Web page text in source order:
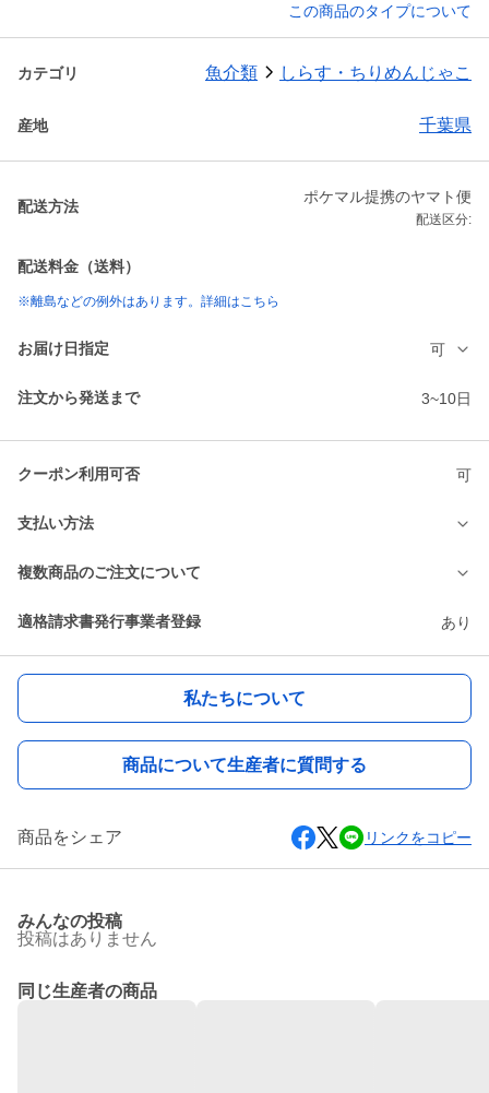
この商品のタイプについて
カテゴリ 魚介類 しらす・ちりめんじゃこ
産地 千葉県
配送方法
ポケマル提携のヤマト便
配送区分:
配送料金（送料）
※離島などの例外はあります。詳細はこちら
お届け日指定 可
注文から発送まで 3~10日
クーポン利用可否 可
支払い方法
複数商品のご注文について
適格請求書発行事業者登録 あり
私たちについて
商品について生産者に質問する
商品をシェア リンクをコピー
みんなの投稿
投稿はありません
同じ生産者の商品